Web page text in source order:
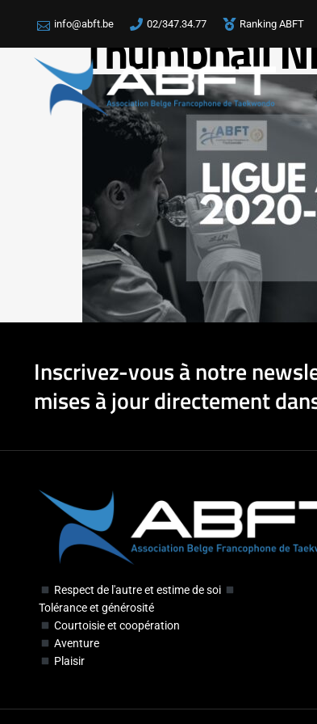
info@abft.be 02/347.34.77 Ranking ABFT
Thumbnail
Inscrivez-vous à notre
mises à jour directement
Respect de l'autre et estime de soi
Tolérance et générosité
Courtoisie et coopération
Aventure
Plaisir